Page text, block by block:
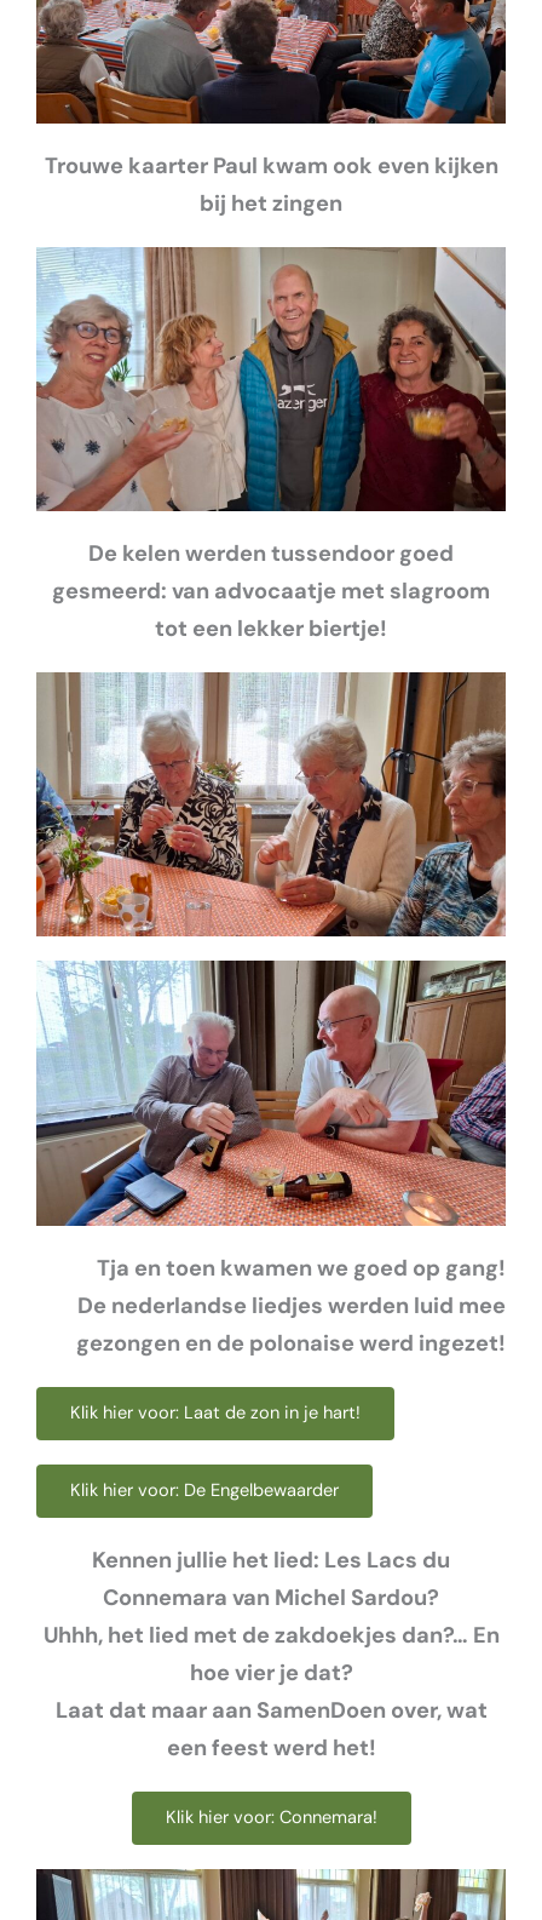
Trouwe kaarter Paul kwam ook even kijken
bij het zingen
De kelen werden tussendoor goed
gesmeerd: van advocaatje met slagroom
tot een lekker biertje!
Tja en toen kwamen we goed op gang!
De nederlandse liedjes werden luid mee
gezongen en de polonaise werd ingezet!
Klik hier voor: Laat de zon in je hart!
Klik hier voor: De Engelbewaarder
Kennen jullie het lied: Les Lacs du
Connemara van Michel Sardou?
Uhhh, het lied met de zakdoekjes dan?… En
hoe vier je dat?
Laat dat maar aan SamenDoen over, wat
een feest werd het!
Klik hier voor: Connemara!